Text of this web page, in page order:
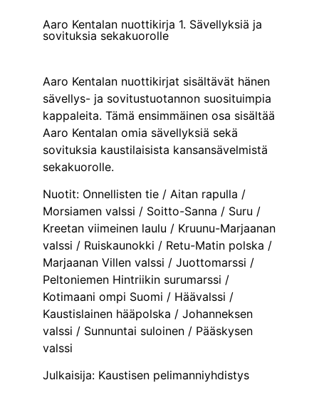
Aaro Kentalan nuottikirja 1. Sävellyksiä ja
sovituksia sekakuorolle
Aaro Kentalan nuottikirjat sisältävät hänen
sävellys- ja sovitustuotannon suosituimpia
kappaleita. Tämä ensimmäinen osa sisältää
Aaro Kentalan omia sävellyksiä sekä
sovituksia kaustilaisista kansansävelmistä
sekakuorolle.
Nuotit: Onnellisten tie / Aitan rapulla /
Morsiamen valssi / Soitto-Sanna / Suru /
Kreetan viimeinen laulu / Kruunu-Marjaanan
valssi / Ruiskaunokki / Retu-Matin polska /
Marjaanan Villen valssi / Juottomarssi /
Peltoniemen Hintriikin surumarssi /
Kotimaani ompi Suomi / Häävalssi /
Kaustislainen hääpolska / Johanneksen
valssi / Sunnuntai suloinen / Pääskysen
valssi
Julkaisija: Kaustisen pelimanniyhdistys